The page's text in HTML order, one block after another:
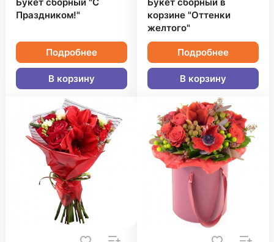
Букет сборный "С
Праздником!"
Подробнее
В корзину
Букет сборный в
корзине "Оттенки
желтого"
Подробнее
В корзину